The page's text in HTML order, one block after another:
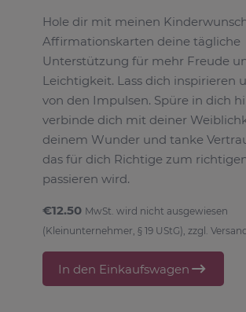
Hole dir mit meinen
Affirmationskarten deine tägliche
Unterstützung für mehr Freude
Leichtigkeit. Lass dich inspirieren
von den Impulsen. Spüre in dich
verbinde dich mit deiner
deinem Wunder und tanke
das für dich Richtige zum
passieren wird.
€12.50 MwSt. wird nicht ausgewiesen
(Kleinunternehmer, § 19 UStG), zzgl. Versand
In den Einkaufswagen